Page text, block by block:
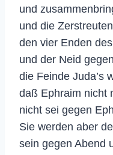
und
und die
den vier Enden
und der Neid
die Feinde Juda’s
daß Ephraim nicht
nicht sei gegen
Sie werden aber
sein gegen Abend